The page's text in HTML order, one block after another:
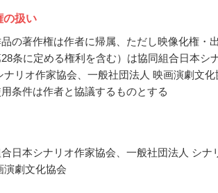
の扱い
品の著作権は作者に帰属、ただし映像化権・
28条に定める権利を含む）は協同組合日本シ
ナリオ作家協会、一般社団法人 映画演劇文
用条件は作者と協議するものとする
日本シナリオ作家協会、一般社団法人 シナ
演劇文化協会